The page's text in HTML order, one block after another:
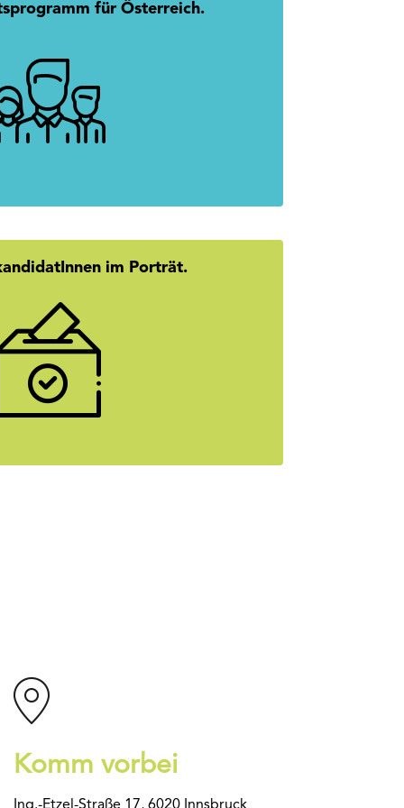
für Österreich.
Austria: Gemeinsam. Erfolgreich.
im Porträt.
den Namen? Hier geht’s zu den
unserer SpitzenkandidatInnen.
Komm vorbei